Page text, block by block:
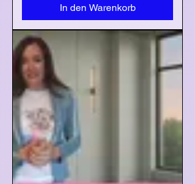
In den Warenkorb